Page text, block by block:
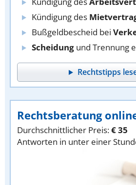
Kündigung des
Bußgeldbescheid bei
Scheidung und Trennung
Rechtstipps
Rechtsberatung
Durchschnittlicher Preis:€ 35
Antworten in unter einer